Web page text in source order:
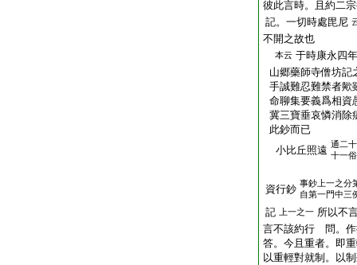
彼此言時。且約二
記。一切時處毘尼
不開之故也
本云 于時康永四
山郷藥師寺僧坊記
手誠難忍難禁者歟
命聊集要義爲相資
冀三寶垂哀憐消除
此鈔而已
小比丘照遠 通二
十一
資行鈔 事鈔上一之分
自第一門中三
記 上一之一 所以不
言不該約行 問。作
答。今且重者。即
以重輕對就制。以